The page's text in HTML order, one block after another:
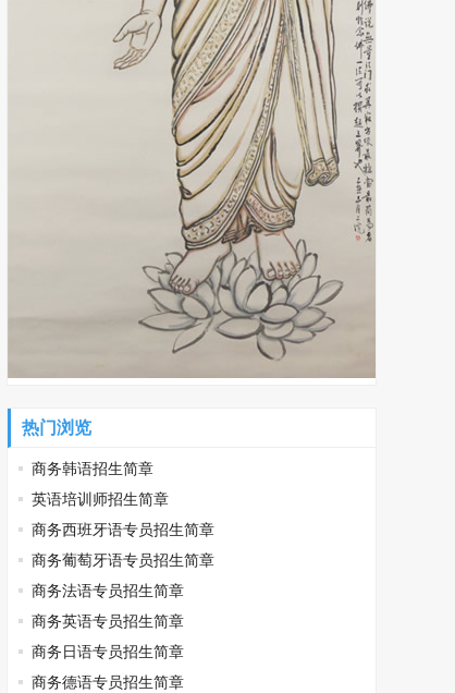
热门浏览
商务韩语招生简章
英语培训师招生简章
商务西班牙语专员招生简章
商务葡萄牙语专员招生简章
商务法语专员招生简章
商务英语专员招生简章
商务日语专员招生简章
商务德语专员招生简章